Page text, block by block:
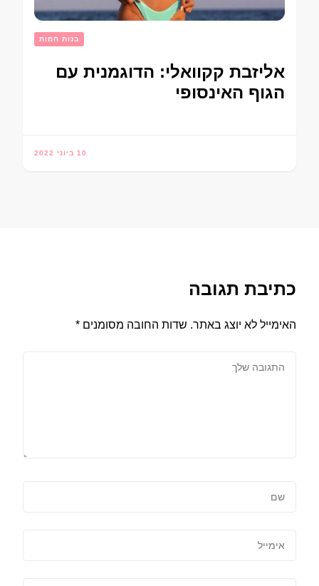
בנות חמות
אליזבת קקוואלי: הדוגמנית עם
הגוף האינסופי
10 ביוני 2022
כתיבת תגובה
האימייל לא יוצג באתר. שדות החובה מסומנים *